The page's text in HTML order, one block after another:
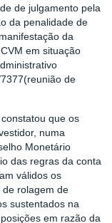
de julgamento pela
da penalidade de
da
em situação
de
que os
numa
Monetário
das regras da conta
válidos os
de rolagem de
sustentados na
em razão da